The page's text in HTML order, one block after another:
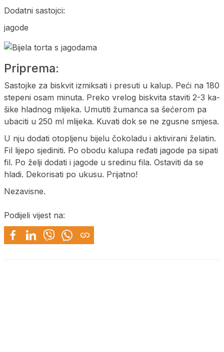
Do­da­tni sas­toj­ci:
ja­go­de
Pri­pre­ma:
Sas­toj­ke za bis­kvit izmi­ksa­ti i pre­su­ti u ka­lup. Peći na 180
ste­pe­ni osam mi­nu­ta. Pre­ko vre­log biskvi­ta sta­vi­ti 2-3 ka­
ši­ke hla­dnog mli­je­ka. Umu­ti­ti žuman­ca sa šećerom pa
uba­ci­ti u 250 ml mli­je­ka. Ku­va­ti dok se ne zgu­sne smje­sa.
U nju do­da­ti oto­plje­nu bi­je­lu čoko­la­du i akti­vi­ra­ni žela­tin.
Fil li­je­po sje­di­ni­ti. Po obo­du ka­lu­pa ređati ja­go­de pa si­pa­ti
fil. Po želji do­da­ti i ja­go­de u sre­di­nu fi­la. Os­ta­vi­ti da se
hla­di. De­ko­ri­sa­ti po uku­su. Pri­ja­tno!
Nezavisne.
Podijeli vijest na: